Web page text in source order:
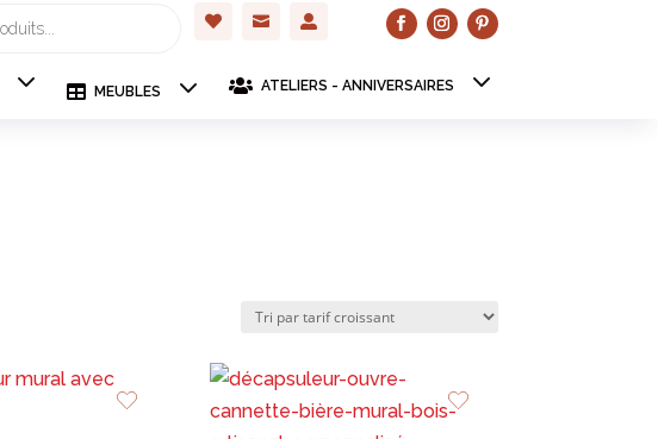
  
 MEUBLES  ATELIERS - ANNIVERSAIRES